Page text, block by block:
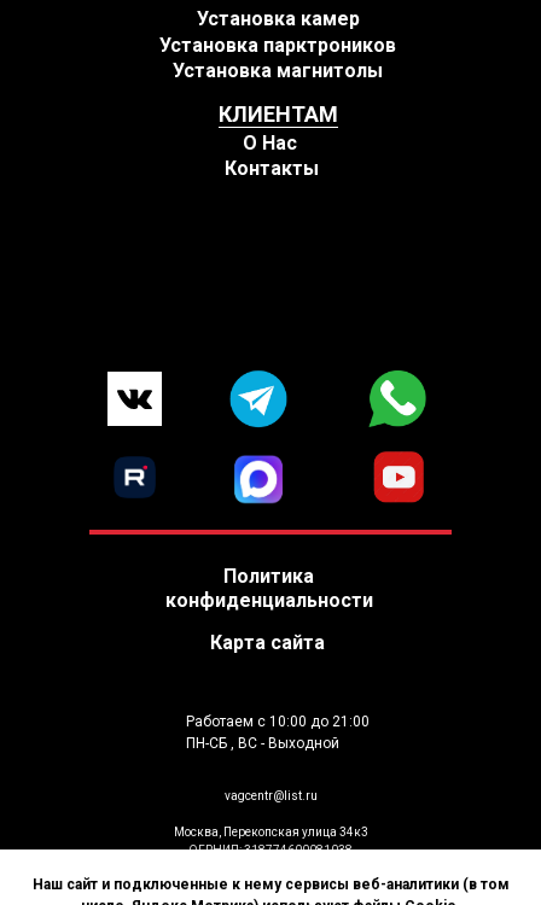
КЛИЕНТАМ
Москва, Перекопская улица 34к3
ОГРНИП: 318774600081038
vagcentr@list.ru
© Установка дополнительного оборудования
Работаем с 10:00 до 21:00
ПН-СБ , ВС - Выходной
Политика
конфиденциальности
Карта сайта
Установка камер
О Нас
Контакты
Установка магнитолы
Установка парктроников
Наш сайт и подключенные к нему сервисы веб-аналитики (в том